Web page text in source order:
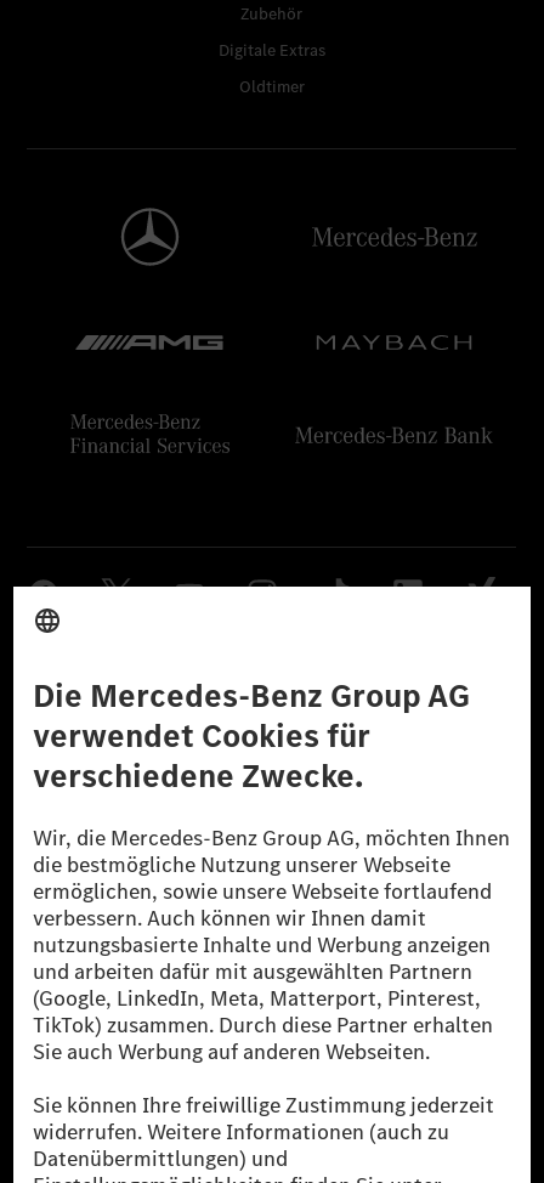
Zubehör
Digitale Extras
Oldtimer
Datenschutz Lizenzhinweise Dritter Barrierefreiheit
© 2026 Mercedes-Benz Group AG. Alle Rechte vorbehalten.
[1] Bilanziell CO₂-neutral bedeutet, dass nicht vermiedene oder nicht
reduzierte CO₂-Emissionen bei der Mercedes-Benz Group durch
zertifizierte Ausgleichsprojekte kompensiert werden.
[2] Renewable Charging ist ein integraler Bestandteil von MB.CHARGE
Public in Europa, den USA, Kanada und China. Sofern an der jeweiligen
Ladestation noch kein Strom aus erneuerbaren Energien vorliegt,
verwendet Renewable Charging Grünstromzertifikate*. Diese stellen
sicher, dass für Ladevorgänge über MB.CHARGE Public eine äquivalente
Strommenge aus erneuerbaren Energien ins Stromnetz eingespeist wird.
als sechs Jahre sind.
* Inkl. EKOenergy Ökolabel
* Die angegebenen Werte wurden nach dem vorgeschriebenen
Messverfahren WLTP (Worldwide harmonised Light vehicles Test